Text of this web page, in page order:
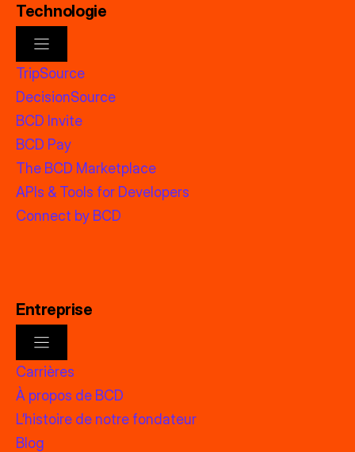
Technologie
TripSource
DecisionSource
BCD Invite
BCD Pay
The BCD Marketplace
APIs & Tools for Developers
Connect by BCD
Entreprise
Carrières
À propos de BCD
L’histoire de notre fondateur
Blog